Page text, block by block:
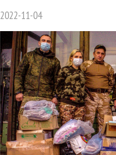
2022-11-04